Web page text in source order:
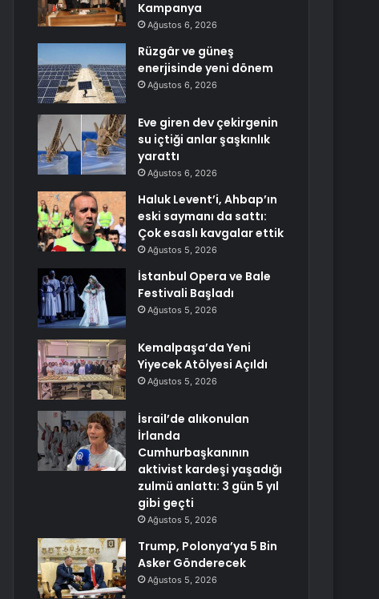
Kampanya
Ağustos 6, 2026
Rüzgâr ve güneş
enerjisinde yeni dönem
Ağustos 6, 2026
Eve giren dev çekirgenin
su içtiği anlar şaşkınlık
yarattı
Ağustos 6, 2026
Haluk Levent’i, Ahbap’ın
eski saymanı da sattı:
Çok esaslı kavgalar ettik
Ağustos 5, 2026
İstanbul Opera ve Bale
Festivali Başladı
Ağustos 5, 2026
Kemalpaşa’da Yeni
Yiyecek Atölyesi Açıldı
Ağustos 5, 2026
İsrail’de alıkonulan
İrlanda
Cumhurbaşkanının
aktivist kardeşi yaşadığı
zulmü anlattı: 3 gün 5 yıl
gibi geçti
Ağustos 5, 2026
Trump, Polonya’ya 5 Bin
Asker Gönderecek
Ağustos 5, 2026